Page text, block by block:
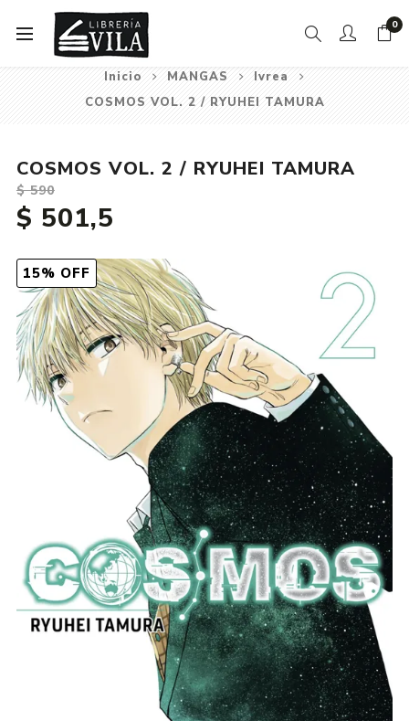
0
Inicio MANGAS
Ivrea
COSMOS VOL. 2 / RYUHEI TAMURA
15% OFF
COSMOS VOL. 2 / RYUHEI TAMURA
$ 590
$ 501,5